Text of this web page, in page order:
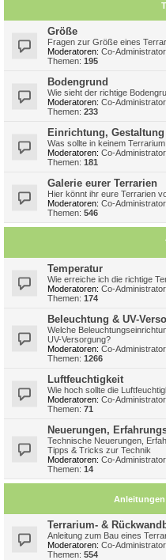
Größe
Fragen zur Größe eines
Moderatoren: Co-
Themen: 195
Bodengrund
Wie sieht der richtige
Moderatoren: Co-
Themen: 233
Einrichtung,
Was sollte in keinem
Moderatoren: Co-
Themen: 181
Galerie eurer Terrarien
Hier könnt ihr eure Terrarien
Moderatoren: Co-
Themen: 546
Temperatur
Wie erreiche ich die richtige
Moderatoren: Co-
Themen: 174
Beleuchtung & UV-
Welche
UV-Versorgung?
Moderatoren: Co-
Themen: 1266
Luftfeuchtigkeit
Wie hoch sollte die
Moderatoren: Co-
Themen: 71
Neuerungen,
Technische Neuerungen,
Tipps & Tricks zur Technik
Moderatoren: Co-
Themen: 14
Terrarium- &
Anleitung zum Bau eines
Moderatoren: Co-
Themen: 554